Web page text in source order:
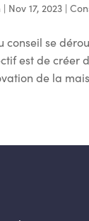
| Nov 17, 2023 |
se
est de
de la